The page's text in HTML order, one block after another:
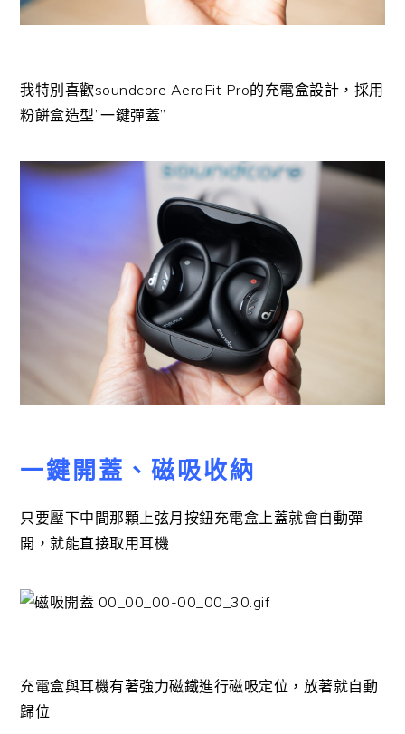
我特別喜歡soundcore AeroFit Pro的充電盒設計，採用
粉餅盒造型”一鍵彈蓋”
一鍵開蓋、磁吸收納
只要壓下中間那顆上弦月按鈕充電盒上蓋就會自動彈
開，就能直接取用耳機
充電盒與耳機有著強力磁鐵進行磁吸定位，放著就自動
歸位